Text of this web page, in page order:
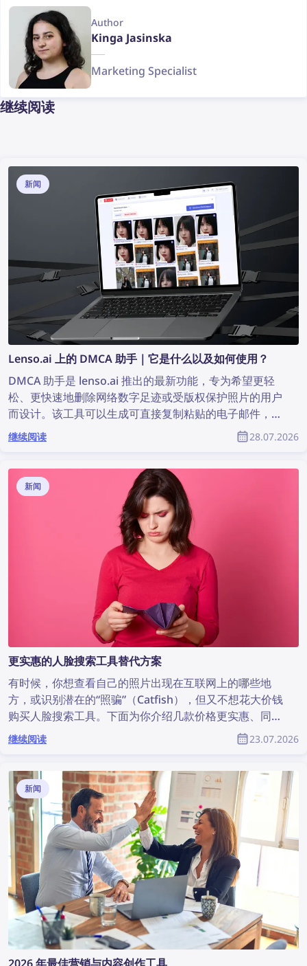
Author
Kinga Jasinska
Marketing Specialist
继续阅读
新闻
Lenso.ai 上的 DMCA 助手｜它是什么以及如何使用？
DMCA 助手是 lenso.ai 推出的最新功能，专为希望更轻
松、更快速地删除网络数字足迹或受版权保护照片的用户
而设计。该工具可以生成可直接复制粘贴的电子邮件，用
于向发现图片的网站发送 DMCA 删除请求。继续阅读，
了解如何借助 lenso.ai 的 DMCA 助手从不同网站删除您
继续阅读 28.07.2026
新闻
更实惠的人脸搜索工具替代方案
有时候，你想查看自己的照片出现在互联网上的哪些地
方，或识别潜在的“照骗”（Catfish），但又不想花大价钱
购买人脸搜索工具。下面为你介绍几款价格更实惠、同时
依然非常实用的替代方案。
继续阅读 23.07.2026
新闻